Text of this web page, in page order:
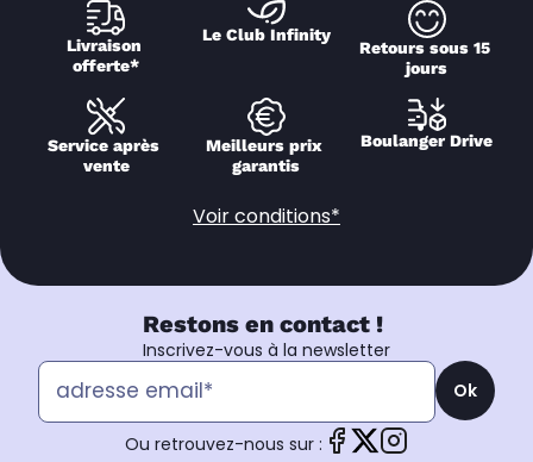
Livraison
offerte*
Le Club Infinity
Retours sous 15
jours
Service après
vente
Meilleurs prix
garantis
Boulanger Drive
Voir conditions*
Restons en contact !
Inscrivez-vous à la newsletter
Ok
Ou retrouvez-nous sur :